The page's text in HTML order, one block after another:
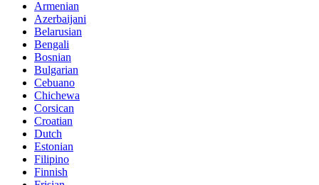
Armenian
Azerbaijani
Belarusian
Bengali
Bosnian
Bulgarian
Cebuano
Chichewa
Corsican
Croatian
Dutch
Estonian
Filipino
Finnish